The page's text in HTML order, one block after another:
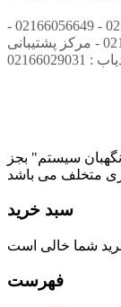
تلفن : 02166051812 02166051320 - 02166056650 - 02166056649 -
02166083677 - 02166023713 - 02166039916 - مرکز پشتیبانی GPS
سیستم" بجز
متخلف می باشد
سبد خرید
فهرست